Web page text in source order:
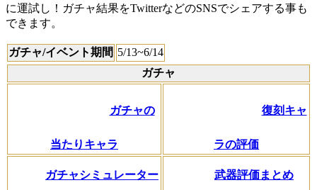
に運試し！ガチャ結果をTwitterなどのSNSでシェアする事も
できます。
ガチャ/イベント期間 5/13~6/14
ガチャ
ガチャの
当たりキャラ
復刻キャ
ラの評価
ガチャシミュレーター 武器評価まとめ